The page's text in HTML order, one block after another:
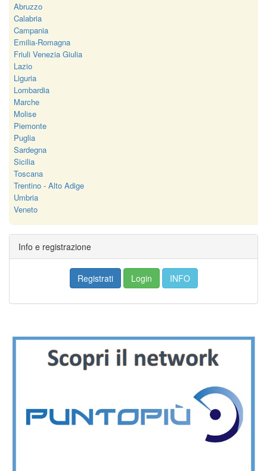
Abruzzo
Calabria
Campania
Emilia-Romagna
Friuli Venezia Giulia
Lazio
Liguria
Lombardia
Marche
Molise
Piemonte
Puglia
Sardegna
Sicilia
Toscana
Trentino - Alto Adige
Umbria
Veneto
Info e registrazione
Registrati Login INFO